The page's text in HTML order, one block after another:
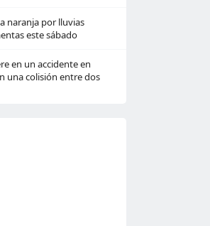
naranja por lluvias
este sábado
en un accidente en
una colisión entre dos